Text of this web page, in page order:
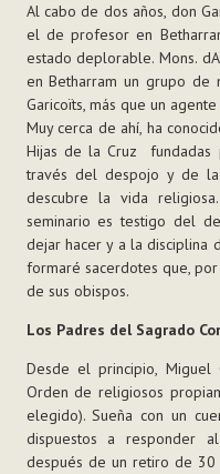
Al cabo de dos años, don
el de profesor en
estado deplorable. Mons.
en Betharram un grupo de
Garicoïts, más que un
Muy cerca de ahí, ha
Hijas de la Cruz fundadas
través del despojo y de la
descubre la vida
seminario es testigo del
dejar hacer y a la disciplina
formaré sacerdotes que,
de sus obispos.
Los Padres del Sagrado
Desde el principio, Miguel
Orden de religiosos
elegido). Sueña con un
dispuestos a responder
después de un retiro de 30